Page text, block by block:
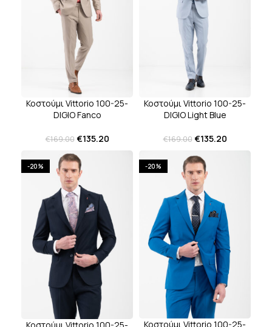
Κοστούμι Vittorio 100-25-
DIGIO Fanco
€169.00 €135.20
Κοστούμι Vittorio 100-25-
DIGIO Light Blue
€169.00 €135.20
-20%
Κοστούμι Vittorio 100-25-
-20%
Κοστούμι Vittorio 100-25-